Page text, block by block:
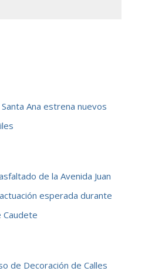
Ana estrena nuevos
de la Avenida Juan
esperada durante
Caudete
de Decoración de Calles